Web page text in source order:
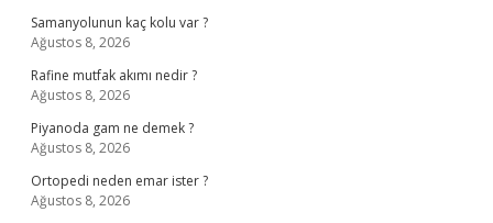
Samanyolunun kaç kolu var ?
Ağustos 8, 2026
Rafine mutfak akımı nedir ?
Ağustos 8, 2026
Piyanoda gam ne demek ?
Ağustos 8, 2026
Ortopedi neden emar ister ?
Ağustos 8, 2026